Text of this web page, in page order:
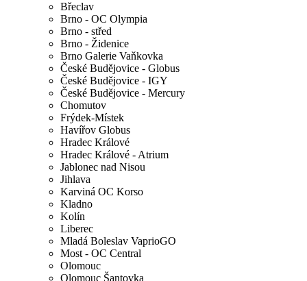
Břeclav
Brno - OC Olympia
Brno - střed
Brno - Židenice
Brno Galerie Vaňkovka
České Budějovice - Globus
České Budějovice - IGY
České Budějovice - Mercury
Chomutov
Frýdek-Místek
Havířov Globus
Hradec Králové
Hradec Králové - Atrium
Jablonec nad Nisou
Jihlava
Karviná OC Korso
Kladno
Kolín
Liberec
Mladá Boleslav VaprioGO
Most - OC Central
Olomouc
Olomouc Šantovka